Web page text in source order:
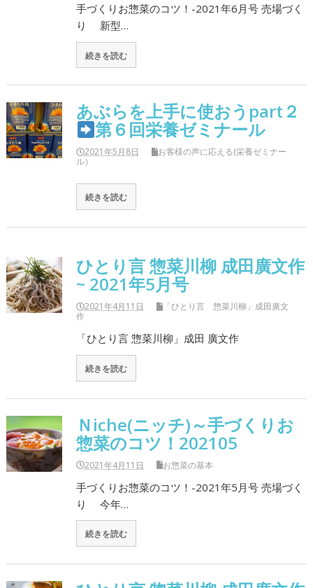
手づくりお惣菜のコツ！-2021年6月号 売場づく
り 新型…
続きを読む
あぶらを上手に使おうpart２
第６回栄養ゼミナール
2021年5月8日
お客様の声に応える(栄養ゼミナー
ル）
続きを読む
ひとり言 惣菜川柳 成田廣文作
~ 2021年5月号
2021年4月11日
「ひとり言 惣菜川柳」成田廣文
作
「ひとり言 惣菜川柳」成田 廣文作
続きを読む
Ｎiche(ニッチ)～手づくりお
惣菜のコツ！202105
2021年4月11日 お惣菜の基本
手づくりお惣菜のコツ！-2021年5月号 売場づく
り 今年…
続きを読む